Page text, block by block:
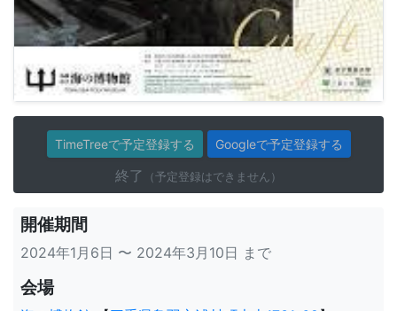
TimeTreeで予定登録する Googleで予定登録する
終了 （予定登録はできません）
開催期間
2024年1月6日 〜 2024年3月10日 まで
会場